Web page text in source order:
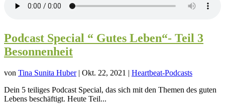
Podcast Special “ Gutes Leben“- Teil 3
Besonnenheit
von Tina Sunita Huber| Okt. 22, 2021 | Heartbeat-Podcasts
Dein 5 teiliges Podcast Special, das sich mit den Themen des guten
Lebens beschäftigt. Heute Teil...